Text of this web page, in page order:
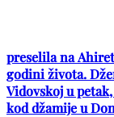
preselila na
godini života.
Vidovskoj u
kod džamije u